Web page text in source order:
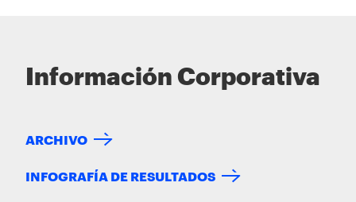
Información Corporativa
ARCHIVO
INFOGRAFÍA DE RESULTADOS